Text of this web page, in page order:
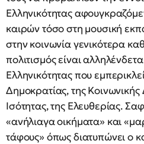
Ελληνικότητας
καιρών τόσο στη μουσική
στην κοινωνία γενικότερα
πολιτισμός είναι
Ελληνικότητας που
Δημοκρατίας, της Κοινωνικής
Ισότητας, της Ελευθερίας.
«ανήλιαγα οικήματα» και
τάφους» όπως διατυπώνει ο